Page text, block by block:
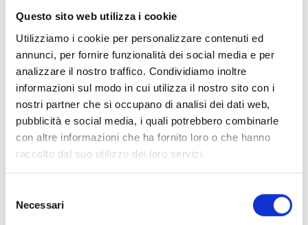
Questo sito web utilizza i cookie
Utilizziamo i cookie per personalizzare contenuti ed
annunci, per fornire funzionalità dei social media e per
analizzare il nostro traffico. Condividiamo inoltre
informazioni sul modo in cui utilizza il nostro sito con i
nostri partner che si occupano di analisi dei dati web,
pubblicità e social media, i quali potrebbero combinarle
con altre informazioni che ha fornito loro o che hanno
raccolto dal suo utilizzo dei loro servizi.
delNecessari